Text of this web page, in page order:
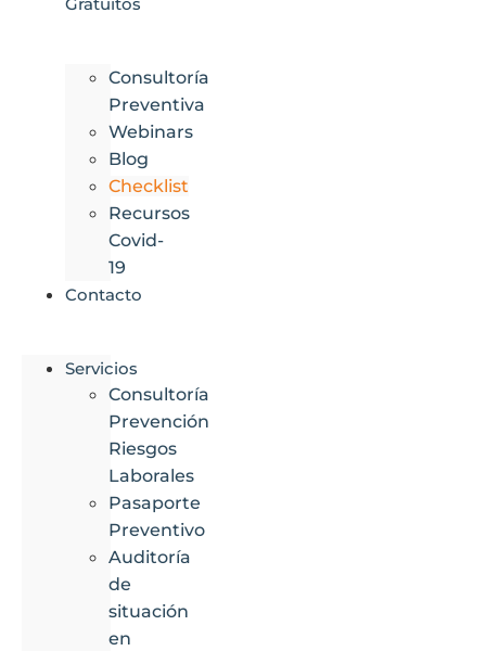
Consultoría
Preventiva
Webinars
Blog
Checklist
Recursos
Covid-
19
Contacto
Servicios
Consultoría
Prevención
Riesgos
Laborales
Pasaporte
Preventivo
Auditoría
de
situación
en